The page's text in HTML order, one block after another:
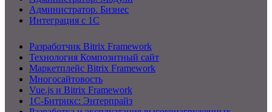
Администратор. Бизнес
Интеграция с 1С
Разработчик Bitrix Framework
Технология Композитный сайт
Маркетплейс Bitrix Framework
Многосайтовость
Vue.js и Bitrix Framework
1С-Битрикс: Энтерпрайз